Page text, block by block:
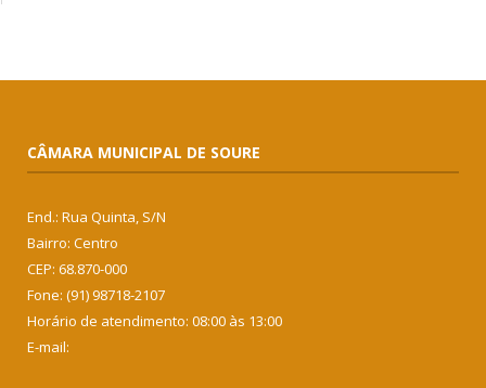
CÂMARA MUNICIPAL DE SOURE
End.: Rua Quinta, S/N
Bairro: Centro
CEP: 68.870-000
Fone: (91) 98718-2107
Horário de atendimento: 08:00 às 13:00
E-mail: